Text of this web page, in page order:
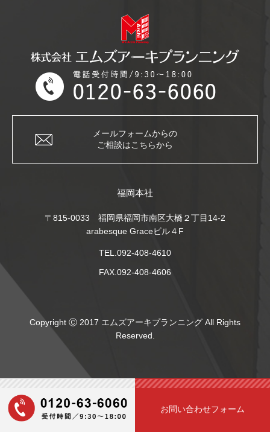
お問い合わせフォーム
メールフォームからの
ご相談はこちらから
福岡本社
〒815-0033 福岡県福岡市南区大橋２丁目14-2
arabesque Graceビル４F
TEL.092-408-4610
FAX.092-408-4606
Copyright Ⓒ 2017 エムズアーキプランニング All Rights
Reserved.